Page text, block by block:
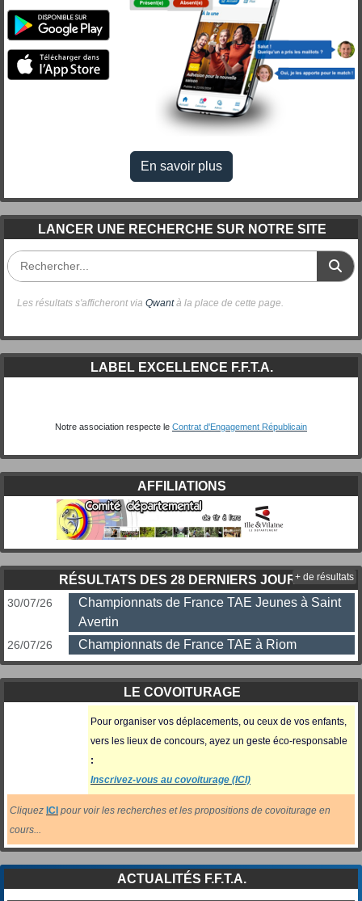
En savoir plus
LANCER UNE RECHERCHE SUR NOTRE SITE
Les résultats s'afficheront via Qwantà la place de cette page.
LABEL EXCELLENCE F.F.T.A.
Notre association respecte le Contrat d'Engagement Républicain
AFFILIATIONS
RÉSULTATS DES 28 DERNIERS JOURS
30/07/26
Championnats de France TAE Jeunes à Saint
Avertin
26/07/26 Championnats de France TAE à Riom
+ de résultats
LE COVOITURAGE
Pour organiser vos déplacements, ou ceux de vos enfants,
vers les lieux de concours, ayez un geste éco-responsable
:
Inscrivez-vous au covoiturage (ICI)
Cliquez ICI pour voir les recherches et les propositions de covoiturage en
cours...
ACTUALITÉS F.F.T.A.